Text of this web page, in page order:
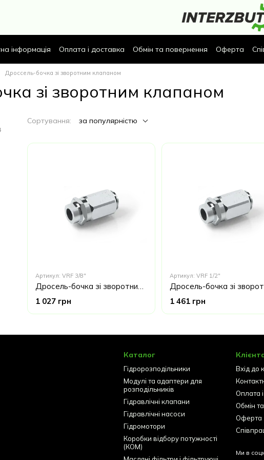
інформація Оплата і доставка Обмін та повернення Оферта
Дроссель-бочка зі зворотним клапаном
зі зворотним клапаном
Сортування: за популярністю
Артикул: VRF 3/8"
1 027 грн
Артикул: VRF 1/2"
1 461 грн
Каталог
Гідророзподільники
Модулі та адаптери для
розподільників
Гідравлічні клапани
Гідравлічні насоси
Гідромотори
Коробки відбору потужності
(КОМ)
Вхід до
Оплата
Обмін
Оферта
Ми в